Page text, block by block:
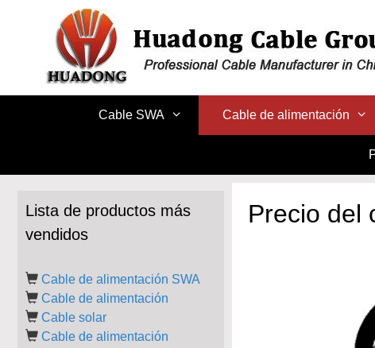
Cable SWA Cable de alimentación
Precio del
Lista de productos más
vendidos
Cable de alimentación SWA
Cable de alimentación
Cable solar
Cable de alimentación